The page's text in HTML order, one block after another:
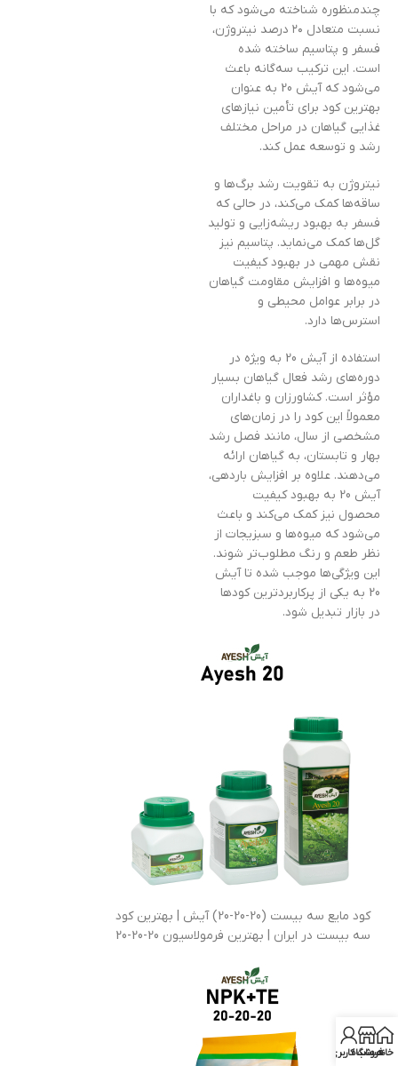
چندمنظوره شناخته می‌شود که با
نسبت متعادل ۲۰ درصد نیتروژن،
فسفر و پتاسیم ساخته شده
است. این ترکیب سه‌گانه باعث
می‌شود که آیش 20 به عنوان
بهترین کود برای تأمین نیازهای
غذایی گیاهان در مراحل مختلف
رشد و توسعه عمل کند.
نیتروژن به تقویت رشد برگ‌ها و
ساقه‌ها کمک می‌کند، در حالی که
فسفر به بهبود ریشه‌زایی و تولید
گل‌ها کمک می‌نماید. پتاسیم نیز
نقش مهمی در بهبود کیفیت
میوه‌ها و افزایش مقاومت گیاهان
در برابر عوامل محیطی و
استرس‌ها دارد.
استفاده از آیش 20 به ویژه در
دوره‌های رشد فعال گیاهان بسیار
مؤثر است. کشاورزان و باغداران
معمولاً این کود را در زمان‌های
مشخصی از سال، مانند فصل رشد
بهار و تابستان، به گیاهان ارائه
می‌دهند. علاوه بر افزایش باردهی،
آیش 20 به بهبود کیفیت
محصول نیز کمک می‌کند و باعث
می‌شود که میوه‌ها و سبزیجات از
نظر طعم و رنگ مطلوب‌تر شوند.
این ویژگی‌ها موجب شده تا آیش
20 به یکی از پرکاربردترین کودها
در بازار تبدیل شود.
کود مایع سه بیست (20-20-20) آیش | بهترین کود
سه بیست در ایران | بهترین فرمولاسیون 20-20-20
خانهفروشگاه
حساب کاربری من